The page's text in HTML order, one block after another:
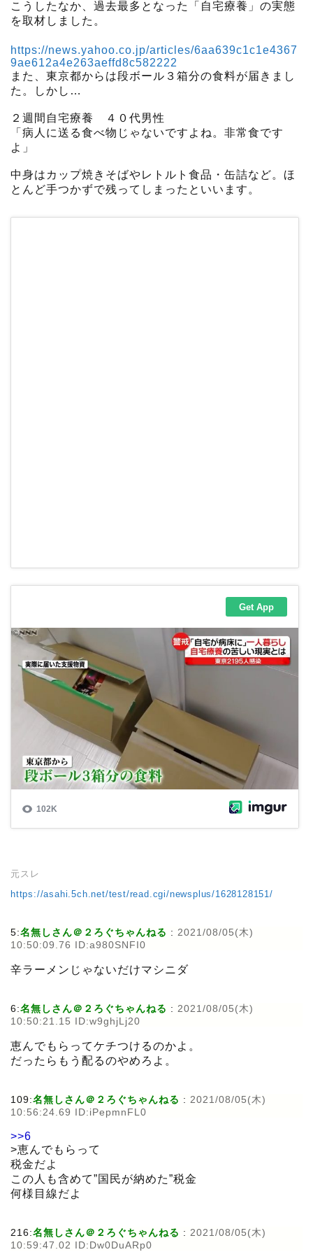
こうしたなか、過去最多となった「自宅療養」の実態
を取材しました。
https://news.yahoo.co.jp/articles/6aa639c1c1e4367
9ae612a4e263aeffd8c582222
また、東京都からは段ボール３箱分の食料が届きまし
た。しかし…
２週間自宅療養 ４０代男性
「病人に送る食べ物じゃないですよね。非常食です
よ」
中身はカップ焼きそばやレトルト食品・缶詰など。ほ
とんど手つかずで残ってしまったといいます。
元スレ
https://asahi.5ch.net/test/read.cgi/newsplus/1628128151/
5:名無しさん＠２ろぐちゃんねる : 2021/08/05(木)
10:50:09.76 ID:a980SNFI0
辛ラーメンじゃないだけマシニダ
6:名無しさん＠２ろぐちゃんねる : 2021/08/05(木)
10:50:21.15 ID:w9ghjLj20
恵んでもらってケチつけるのかよ。
だったらもう配るのやめろよ。
109:名無しさん＠２ろぐちゃんねる : 2021/08/05(木)
10:56:24.69 ID:iPepmnFL0
>>6
>恵んでもらって
税金だよ
この人も含めて”国民が納めた”税金
何様目線だよ
216:名無しさん＠２ろぐちゃんねる : 2021/08/05(木)
10:59:47.02 ID:Dw0DuARp0